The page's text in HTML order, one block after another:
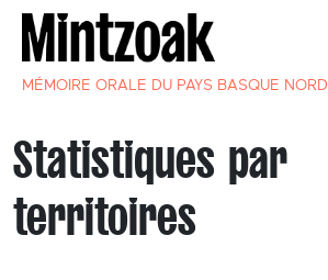
MÉMOIRE ORALE DU PAYS BASQUE NORD
Statistiques par
territoires